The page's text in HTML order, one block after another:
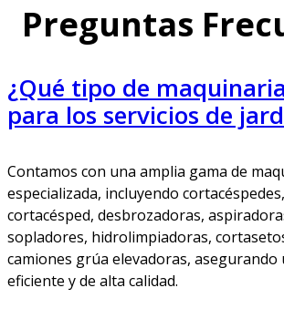
Preguntas
¿Qué tipo de
para los servicios de
Contamos con una amplia gama de
especializada, incluyendo
cortacésped, desbrozadoras,
sopladores, hidrolimpiadoras,
camiones grúa elevadoras,
eficiente y de alta calidad.